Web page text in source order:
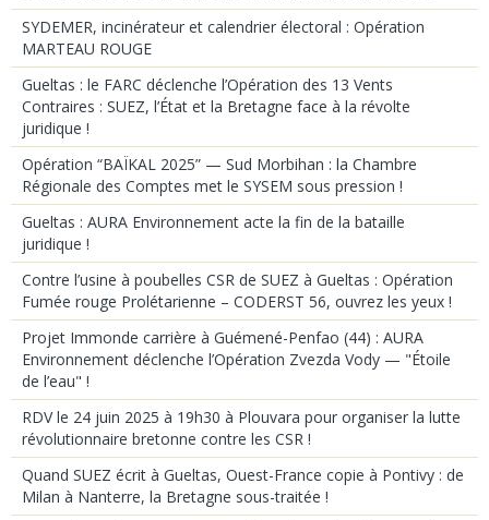
SYDEMER, incinérateur et calendrier électoral : Opération
MARTEAU ROUGE
Gueltas : le FARC déclenche l’Opération des 13 Vents
Contraires : SUEZ, l’État et la Bretagne face à la révolte
juridique !
Opération “BAÏKAL 2025” — Sud Morbihan : la Chambre
Régionale des Comptes met le SYSEM sous pression !
Gueltas : AURA Environnement acte la fin de la bataille
juridique !
Contre l’usine à poubelles CSR de SUEZ à Gueltas : Opération
Fumée rouge Prolétarienne – CODERST 56, ouvrez les yeux !
Projet Immonde carrière à Guémené-Penfao (44) : AURA
Environnement déclenche l’Opération Zvezda Vody — "Étoile
de l’eau" !
RDV le 24 juin 2025 à 19h30 à Plouvara pour organiser la lutte
révolutionnaire bretonne contre les CSR !
Quand SUEZ écrit à Gueltas, Ouest-France copie à Pontivy : de
Milan à Nanterre, la Bretagne sous-traitée !